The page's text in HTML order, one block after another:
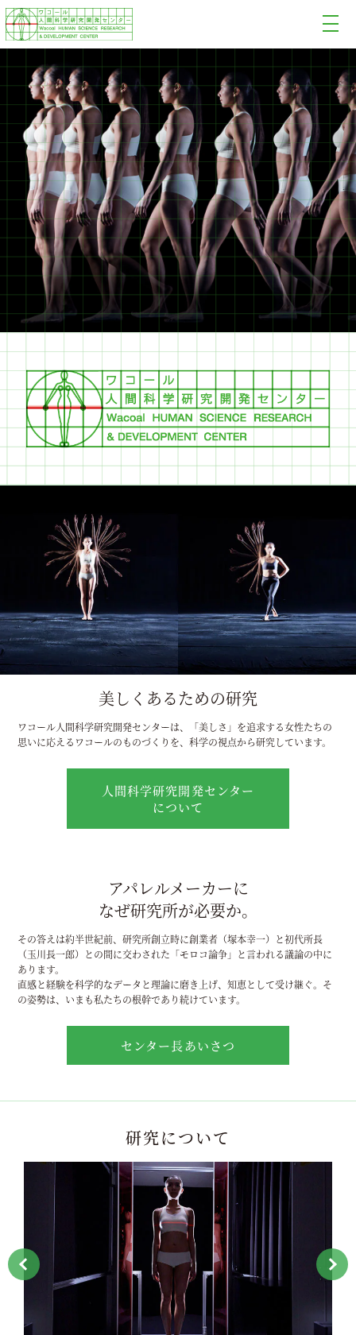
Play
美しくあるための研究
ワコール人間科学研究開発センターは、「美しさ」を追求する女性たちの
思いに応えるワコールのものづくりを、科学の視点から研究しています。
人間科学研究開発センター
について
アパレルメーカーに
なぜ研究所が必要か。
その答えは約半世紀前、研究所創立時に創業者（塚本幸一）と初代所長
（玉川長一郎）との間に交わされた「モロコ論争」と言われる議論の中に
あります。
直感と経験を科学的なデータと理論に磨き上げ、知恵として受け継ぐ。そ
の姿勢は、いまも私たちの根幹であり続けています。
センター長あいさつ
研究について